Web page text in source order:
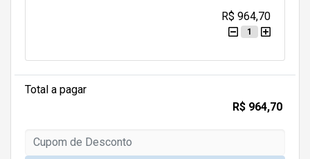
R$ 964,70
1
Total a pagar
R$ 964,70